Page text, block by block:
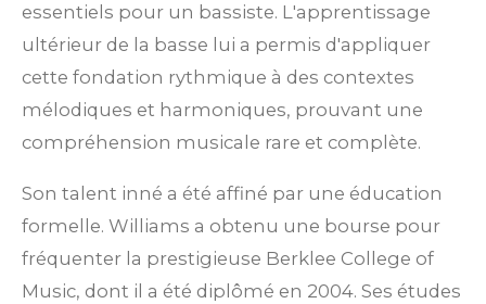
essentiels pour un bassiste. L'apprentissage
ultérieur de la basse lui a permis d'appliquer
cette fondation rythmique à des contextes
mélodiques et harmoniques, prouvant une
compréhension musicale rare et complète.
Son talent inné a été affiné par une éducation
formelle. Williams a obtenu une bourse pour
fréquenter la prestigieuse Berklee College of
Music, dont il a été diplômé en 2004. Ses études